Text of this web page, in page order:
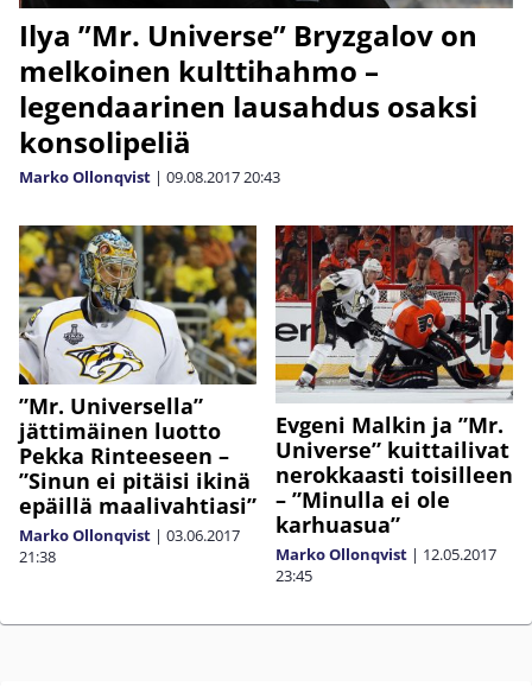
Ilya ”Mr. Universe” Bryzgalov on
melkoinen kulttihahmo –
legendaarinen lausahdus osaksi
konsolipeliä
Marko Ollonqvist | 09.08.201720:43
”Mr. Universella”
jättimäinen luotto
Pekka Rinteeseen –
”Sinun ei pitäisi ikinä
epäillä maalivahtiasi”
Marko Ollonqvist | 03.06.2017
21:38
Evgeni Malkin ja ”Mr.
Universe” kuittailivat
nerokkaasti toisilleen
– ”Minulla ei ole
karhuasua”
Marko Ollonqvist | 12.05.2017
23:45